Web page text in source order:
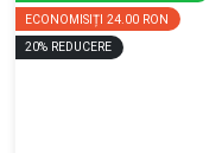
ECONOMISIȚI 24.00 RON
20% REDUCERE